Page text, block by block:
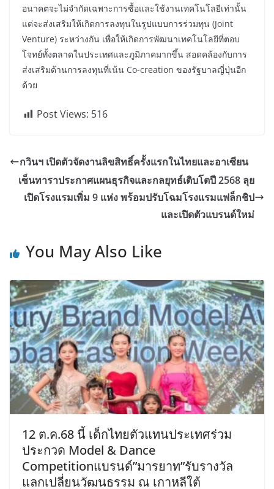
อนาคตจะไม่จำกัดเฉพาะการซื้อและใช้งานเทคโนโลยีเท่านั้น
แต่จะส่งเสริมให้เกิดการลงทุนในรูปแบบการร่วมทุน (Joint
Venture) ระหว่างกัน เพื่อให้เกิดการพัฒนาเทคโนโลยีที่ตอบ
โจทย์ทั้งตลาดในประเทศและภูมิภาคมากขึ้น สอดคล้องกับการ
ส่งเสริมด้านการลงทุนที่เน้น Co-creation ของรัฐบาลญี่ปุ่นอีก
ด้วย
Post Views: 516
กวินฯ เปิดตัวจัดงานลิขสิทธิ์ครั้งแรกในไทยและอาเซียน
เซ็นทาราประกาศแผนธุรกิจและกลยุทธ์เติบโตปี 2568 ลุย
เปิดโรงแรมเพิ่ม 9 แห่ง พร้อมปรับโฉมโรงแรมแฟล็กชิป
และเปิดตัวแบรนด์ใหม่
You May Also Like
12 ต.ค.68 นี้ เด็กไทยตัวแทนประเทศร่วม
ประกวด Model & Dance
Competitionแบรนด์”มารยาท”รับรางวัล
แลกเปลี่ยนวัฒนธรรม ณ เกาหลีใต้